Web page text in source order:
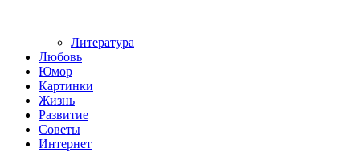
Литература
Любовь
Юмор
Картинки
Жизнь
Развитие
Советы
Интернет